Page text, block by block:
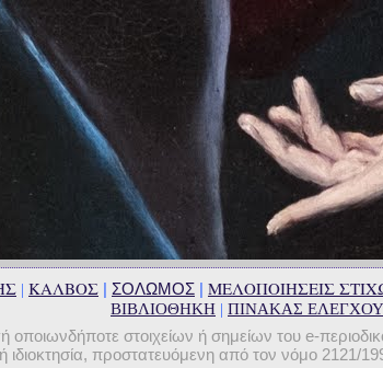
| ΚΑΛΒΟΣ | ΣΟΛΩΜΟΣ | ΜΕΛΟΠΟΙΗΣΕΙΣ
ΒΙΒΛΙΟΘΗΚΗ | ΠΙΝΑΚΑΣ ΕΛΕΓΧΟΥ
στοιχείων ή σημείων του e-
ιδιοκτησία, προστατευόμενη από τον νόμο